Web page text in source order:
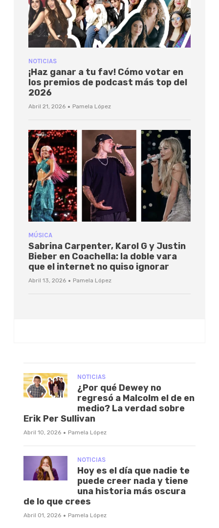
NOTICIAS
¡Haz ganar a tu fav! Cómo votar en
los premios de podcast más top del
2026
Abril 21, 2026 · Pamela López
MÚSICA
Sabrina Carpenter, Karol G y Justin
Bieber en Coachella: la doble vara
que el internet no quiso ignorar
Abril 13, 2026 · Pamela López
NOTICIAS
¿Por qué Dewey no
regresó a Malcolm el de en
medio? La verdad sobre
Erik Per Sullivan
Abril 10, 2026 · Pamela López
NOTICIAS
Hoy es el día que nadie te
puede creer nada y tiene
una historia más oscura
de lo que crees
Abril 01, 2026 · Pamela López